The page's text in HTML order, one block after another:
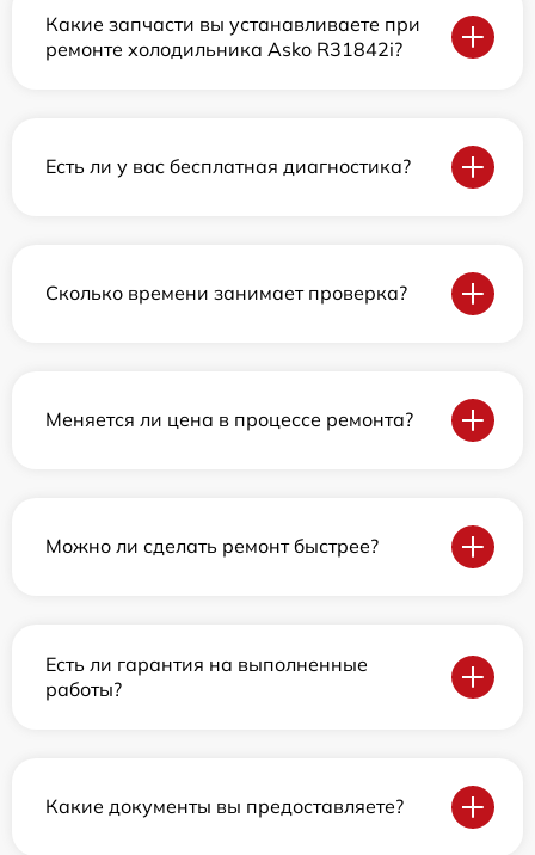
Какие запчасти вы устанавливаете при
ремонте холодильника Asko R31842i?
Есть ли у вас бесплатная диагностика?
Сколько времени занимает проверка?
Меняется ли цена в процессе ремонта?
Можно ли сделать ремонт быстрее?
Есть ли гарантия на выполненные
работы?
Какие документы вы предоставляете?